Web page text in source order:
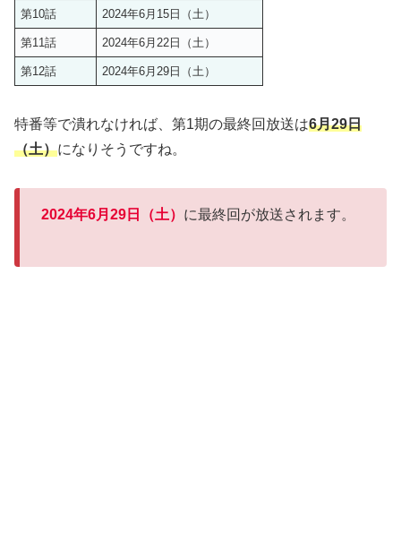
第10話 2024年6月15日（土）
第11話 2024年6月22日（土）
第12話 2024年6月29日（土）
特番等で潰れなければ、第1期の最終回放送は6月29日
（土）になりそうですね。
2024年6月29日（土） に最終回が放送されます。